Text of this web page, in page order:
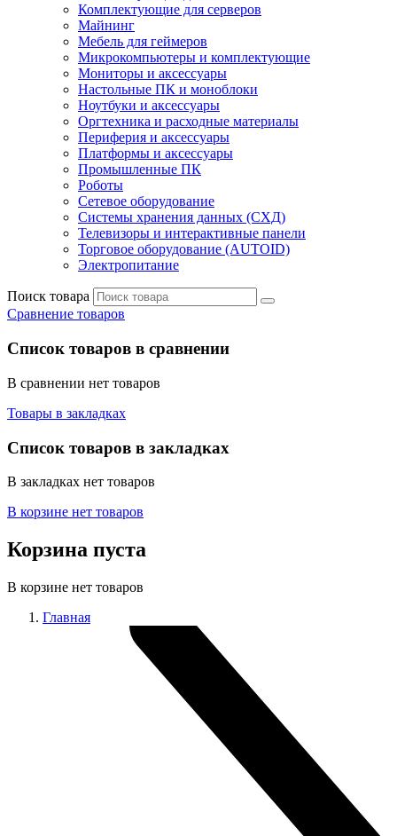
Комплектующие для серверов
Майнинг
Мебель для геймеров
Микрокомпьютеры и комплектующие
Мониторы и аксессуары
Настольные ПК и моноблоки
Ноутбуки и аксессуары
Оргтехника и расходные материалы
Периферия и аксессуары
Платформы и аксессуары
Промышленные ПК
Роботы
Сетевое оборудование
Системы хранения данных (СХД)
Телевизоры и интерактивные панели
Торговое оборудование (AUTOID)
Электропитание
Поиск товара
Сравнение товаров
Список товаров в сравнении
В сравнении нет товаров
Товары в закладках
Список товаров в закладках
В закладках нет товаров
В корзине нет товаров
Корзина пуста
В корзине нет товаров
Главная